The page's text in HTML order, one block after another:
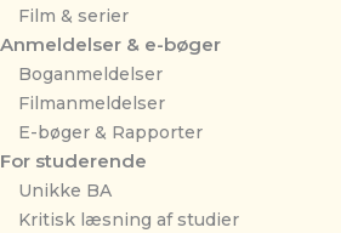
Film & serier
Anmeldelser & e-bøger
Boganmeldelser
Filmanmeldelser
E-bøger & Rapporter
For studerende
Unikke BA
Kritisk læsning af studier